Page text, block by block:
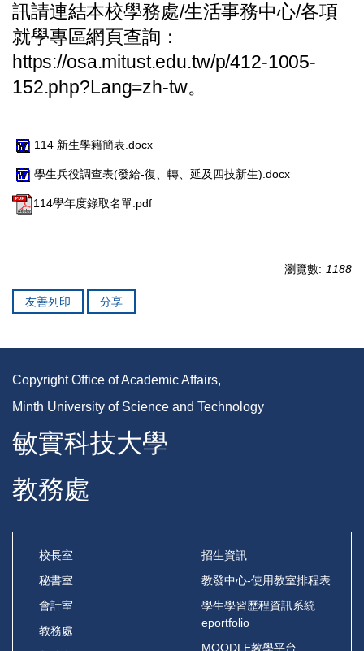
訊請連結本校學務處/生活事務中心/各項
就學專區網頁查詢：
https://osa.mitust.edu.tw/p/412-1005-
152.php?Lang=zh-tw。
114 新生學籍簡表.docx
學生兵役調查表(發給-復、轉、延及四技新生).docx
114學年度錄取名單.pdf
瀏覽數: 1188
友善列印 分享
Copyright Office of Academic Affairs,
Minth University of Science and Technology
敏實科技大學
教務處
校長室
秘書室
會計室
教務處
招生資訊
教發中心-使用教室排程表
學生學習歷程資訊系統
eportfolio
MOODLE教學平台